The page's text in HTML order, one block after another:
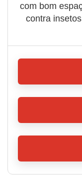
com bom
contra